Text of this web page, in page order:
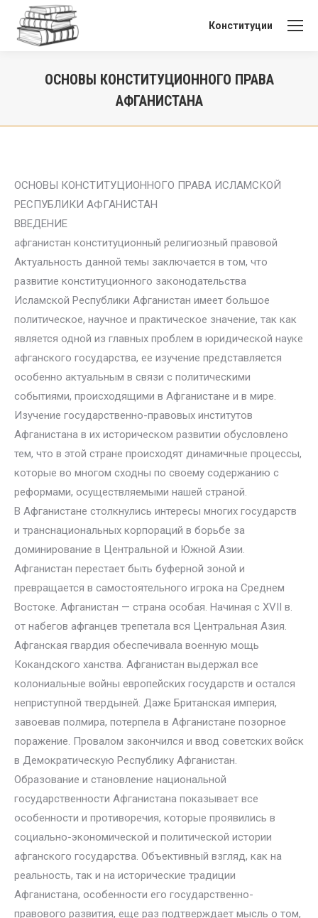
Конституции
ОСНОВЫ КОНСТИТУЦИОННОГО ПРАВА
АФГАНИСТАНА
ОСНОВЫ КОНСТИТУЦИОННОГО ПРАВА ИСЛАМСКОЙ
РЕСПУБЛИКИ АФГАНИСТАН
ВВЕДЕНИЕ
афганистан конституционный религиозный правовой
Актуальность данной темы заключается в том, что
развитие конституционного законодательства
Исламской Республики Афганистан имеет большое
политическое, научное и практическое значение, так как
является одной из главных проблем в юридической науке
афганского государства, ее изучение представляется
особенно актуальным в связи с политическими
событиями, происходящими в Афганистане и в мире.
Изучение государственно-правовых институтов
Афганистана в их историческом развитии обусловлено
тем, что в этой стране происходят динамичные процессы,
которые во многом сходны по своему содержанию с
реформами, осуществляемыми нашей страной.
В Афганистане столкнулись интересы многих государств
и транснациональных корпораций в борьбе за
доминирование в Центральной и Южной Азии.
Афганистан перестает быть буферной зоной и
превращается в самостоятельного игрока на Среднем
Востоке. Афганистан — страна особая. Начиная с XVII в.
от набегов афганцев трепетала вся Центральная Азия.
Афганская гвардия обеспечивала военную мощь
Кокандского ханства. Афганистан выдержал все
колониальные войны европейских государств и остался
неприступной твердыней. Даже Британская империя,
завоевав полмира, потерпела в Афганистане позорное
поражение. Провалом закончился и ввод советских войск
в Демократическую Республику Афганистан.
Образование и становление национальной
государственности Афганистана показывает все
особенности и противоречия, которые проявились в
социально-экономической и политической истории
афганского государства. Объективный взгляд, как на
реальность, так и на исторические традиции
Афганистана, особенности его государственно-
правового развития, еще раз подтверждает мысль о том,